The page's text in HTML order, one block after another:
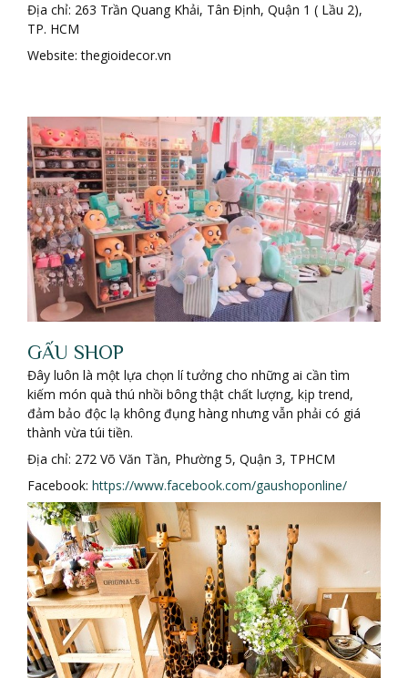
Địa chỉ: 263 Trần Quang Khải, Tân Định, Quận 1 ( Lầu 2),
TP. HCM
Website: thegioidecor.vn
GẤU SHOP
Đây luôn là một lựa chọn lí tưởng cho những ai cần tìm
kiếm món quà thú nhồi bông thật chất lượng, kịp trend,
đảm bảo độc lạ không đụng hàng nhưng vẫn phải có giá
thành vừa túi tiền.
Địa chỉ: 272 Võ Văn Tần, Phường 5, Quận 3, TPHCM
Facebook: https://www.facebook.com/gaushoponline/